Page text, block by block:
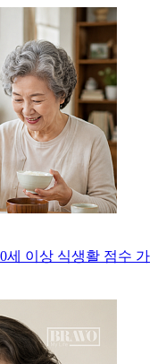
세 이상 식생활 점수 가